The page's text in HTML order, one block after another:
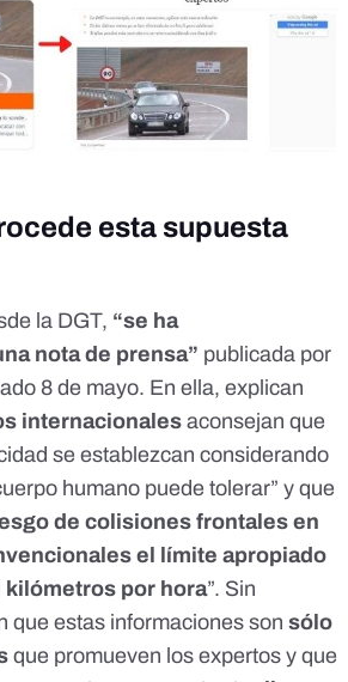
esta supuesta
la DGT, “se ha
nota de prensa” publicada por
8 de mayo. En ella, explican
internacionales aconsejan que
se establezcan considerando
humano puede tolerar” y que
de colisiones frontales en
el límite apropiado
kilómetros por hora”. Sin
que estas informaciones son sólo
que promueven los expertos y que